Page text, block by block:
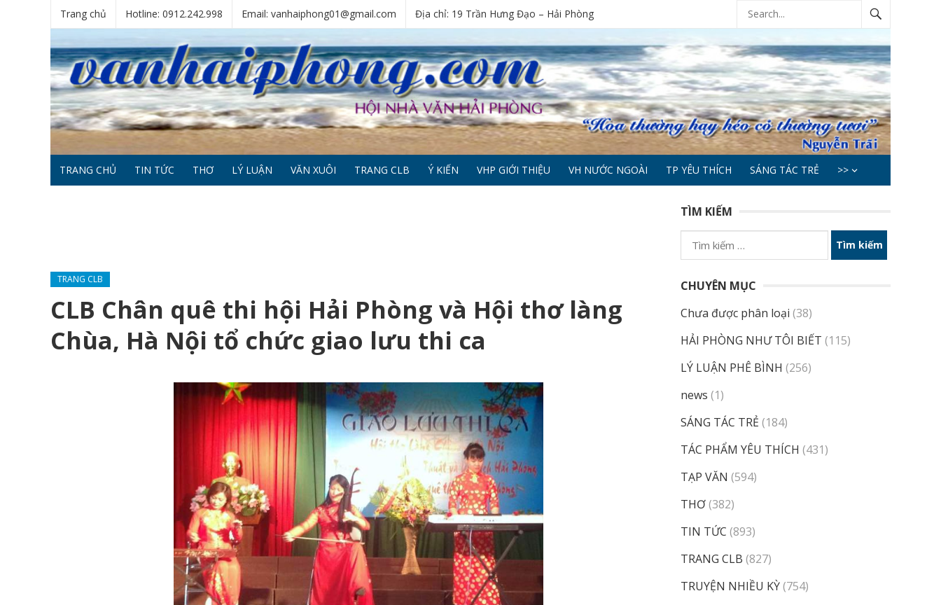
Trang chủ Hotline: 0912.242.998 Email: vanhaiphong01@gmail.com Địa chỉ: 19 Trần Hưng Đạo – Hải Phòng
TRANG CHỦ TIN TỨC THƠ LÝ LUẬN VĂN XUÔI TRANG CLB Ý KIẾN VHP GIỚI THIỆU VH NƯỚC NGOÀI TP YÊU THÍCH SÁNG TÁC TRẺ >>
TRANG CLB
CLB Chân quê thi hội Hải Phòng và Hội thơ làng
Chùa, Hà Nội tổ chức giao lưu thi ca
TÌM KIẾM
Tìm
kiếm
CHUYÊN MỤC
Chưa được phân loại (38)
HẢI PHÒNG NHƯ TÔI BIẾT (115)
LÝ LUẬN PHÊ BÌNH (256)
news (1)
SÁNG TÁC TRẺ (184)
TÁC PHẨM YÊU THÍCH (431)
TẠP VĂN (594)
THƠ(382)
TIN TỨC (893)
TRANG CLB (827)
TRUYỆN NHIỀU KỲ(754)